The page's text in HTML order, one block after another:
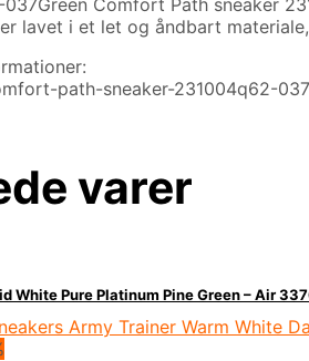
lavet i et let og åndbart
path-sneaker-231004q62-
varer
White Pure Platinum Pine Green – Air